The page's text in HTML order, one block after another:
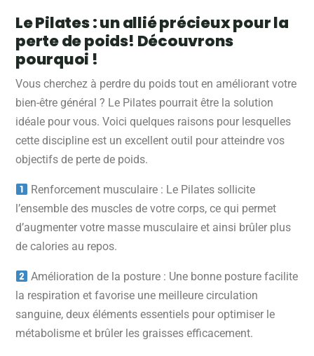
Le Pilates : un allié précieux pour la
perte de poids! Découvrons
pourquoi !
Vous cherchez à perdre du poids tout en améliorant votre
bien-être général ? Le Pilates pourrait être la solution
idéale pour vous. Voici quelques raisons pour lesquelles
cette discipline est un excellent outil pour atteindre vos
objectifs de perte de poids.
Renforcement musculaire : Le Pilates sollicite
l’ensemble des muscles de votre corps, ce qui permet
d’augmenter votre masse musculaire et ainsi brûler plus
de calories au repos.
Amélioration de la posture : Une bonne posture facilite
la respiration et favorise une meilleure circulation
sanguine, deux éléments essentiels pour optimiser le
métabolisme et brûler les graisses efficacement.